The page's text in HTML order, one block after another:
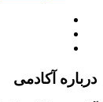
درباره آکادمی